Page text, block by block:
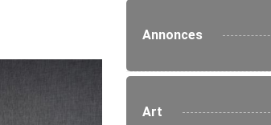
Annonces
Art